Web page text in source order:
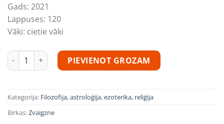
Gads: 2021
Lappuses: 120
Vāki: cietie vāki
Miers vētrā daudzumsPIEVIENOT GROZAM
Kategorija: Filozofija, astroloģija, ezoterika, reliģija
Birkas:Zvaigzne